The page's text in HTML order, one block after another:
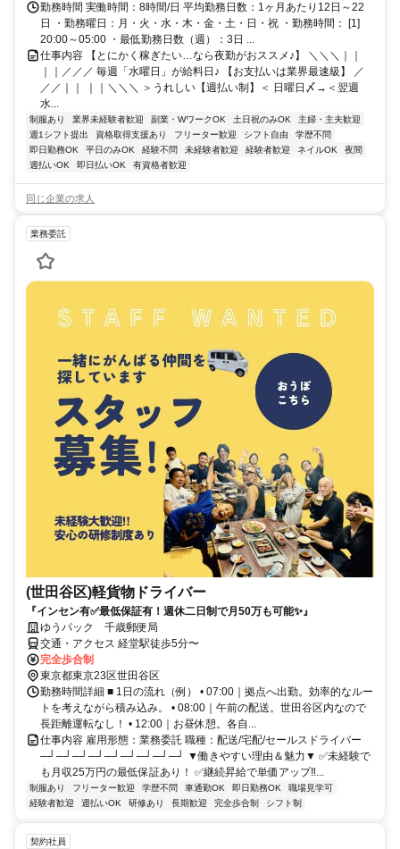
勤務時間 実働時間：8時間/日 平均勤務日数：1ヶ月あたり12日～22
日 ・勤務曜日：月・火・水・木・金・土・日・祝 ・勤務時間： [1]
20:00～05:00 ・最低勤務日数（週）：3日 ...
仕事内容 【とにかく稼ぎたい…なら夜勤がおススメ♪】 ＼＼＼｜｜
｜｜／／／ 毎週「水曜日」が給料日♪ 【お支払いは業界最速級】 ／
／／｜｜ ｜｜＼＼＼ ＞うれしい【週払い制】＜ 日曜日〆→＜翌週
水...
制服あり 業界未経験者歓迎 副業・WワークOK 土日祝のみOK
主婦・主夫歓迎
週1シフト提出
資格取得支援あり フリーター歓迎 シフト自由
学歴不問
即日勤務OK
平日のみOK 経験不問 未経験者歓迎 経験者歓迎 ネイルOK
夜間
週払いOK
即日払いOK 有資格者歓迎
同じ企業の求人
業務委託
(世田谷区)軽貨物ドライバー
『インセン有✅最低保証有！週休二日制で月50万も可能✨』
ゆうパック 千歳郵便局
交通・アクセス 経堂駅徒歩5分〜
完全歩合制
東京都東京23区世田谷区
勤務時間詳細 ■ 1日の流れ（例） • 07:00｜拠点へ出勤。効率的なルー
トを考えながら積み込み。 • 08:00｜午前の配送。世田谷区内なので
長距離運転なし！ • 12:00｜お昼休憩。各自...
仕事内容 雇用形態：業務委託 職種：配送/宅配/セールスドライバー
─┘─┘─┘─┘─┘─┘─┘─┘─┘ ▼働きやすい理由＆魅力▼ ✅未経験で
も月収25万円の最低保証あり！ ✅継続昇給で単価アップ‼...
制服あり フリーター歓迎 学歴不問 車通勤OK 即日勤務OK
職場見学可
経験者歓迎
週払いOK 研修あり 長期歓迎 完全歩合制 シフト制
契約社員